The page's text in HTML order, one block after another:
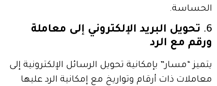
الحساسة.
6.
تحويل البريد الإلكتروني إلى معاملة
ورقم مع الرد
يتميز “مسار” بإمكانية تحويل الرسائل الإلكترونية إلى
معاملات ذات أرقام وتواريخ مع إمكانية الرد عليها